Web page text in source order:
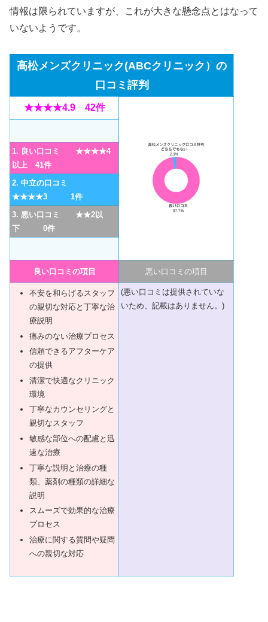
情報は限られていますが、これが大きな懸念点とはなって
いないようです。
高松メンズクリニック(ABCクリニック）の
口コミ評判
★★★★4.9 42件
1. 良い口コミ ★★★★4
以上 41件
2. 中立の口コミ
★★★★3 1件
3. 悪い口コミ ★★2以
下 0件
良い口コミの項目 悪い口コミの項目
不安を和らげるスタッフ
の親切な対応と丁寧な治
療説明
痛みのない治療プロセス
信頼できるアフターケア
の提供
清潔で快適なクリニック
環境
丁寧なカウンセリングと
親切なスタッフ
敏感な部位への配慮と迅
速な治療
丁寧な説明と治療の種
類、薬剤の種類の詳細な
説明
スムーズで効果的な治療
プロセス
治療に関する質問や疑問
への親切な対応
(悪い口コミは提供されていな
いため、記載はありません。)